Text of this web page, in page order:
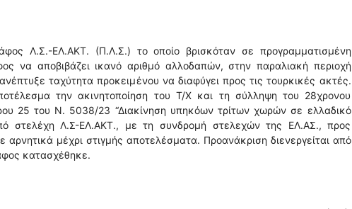
Λ.Σ.-ΕΛ.ΑΚΤ. (Π.Λ.Σ.) το οποίο βρισκόταν σε προγραμματισμένη
να αποβιβάζει ικανό αριθμό αλλοδαπών, στην παραλιακή περιοχή
ταχύτητα προκειμένου να διαφύγει προς τις τουρκικές ακτές.
την ακινητοποίηση του Τ/Χ και τη σύλληψη του 28χρονου
25 του Ν. 5038/23 “Διακίνηση υπηκόων τρίτων χωρών σε ελλαδικό
στελέχη Λ.Σ-ΕΛ.ΑΚΤ., με τη συνδρομή στελεχών της ΕΛ.ΑΣ., προς
μέχρι στιγμής αποτελέσματα. Προανάκριση διενεργείται από
κατασχέθηκε.